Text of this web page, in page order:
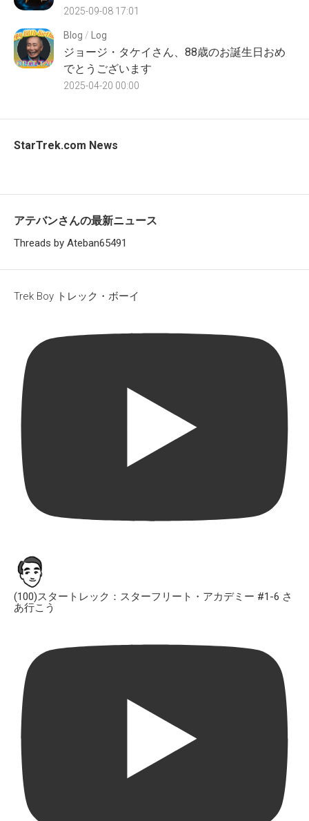
2025-09-08 17:01
Blog / Log
ジョージ・タケイさん、88歳のお誕生日おめ
でとうございます
2025-04-20 00:00
StarTrek.com News
アテバンさんの最新ニュース
Threads by Ateban65491
Trek Boy トレック・ボーイ
(100)スタートレック：スターフリート・アカデミー #1-6 さ
あ行こう